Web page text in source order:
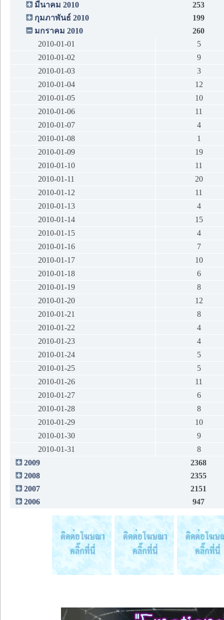
มีนาคม 2010
253
กุมภาพันธ์ 2010
199
มกราคม 2010
260
2010-01-01
5
2010-01-02
9
2010-01-03
3
2010-01-04
12
2010-01-05
10
2010-01-06
11
2010-01-07
4
2010-01-08
1
2010-01-09
19
2010-01-10
11
2010-01-11
20
2010-01-12
11
2010-01-13
4
2010-01-14
15
2010-01-15
4
2010-01-16
7
2010-01-17
10
2010-01-18
6
2010-01-19
8
2010-01-20
12
2010-01-21
8
2010-01-22
4
2010-01-23
4
2010-01-24
5
2010-01-25
5
2010-01-26
11
2010-01-27
6
2010-01-28
8
2010-01-29
10
2010-01-30
9
2010-01-31
8
2009
2368
2008
2355
2007
2151
2006
947